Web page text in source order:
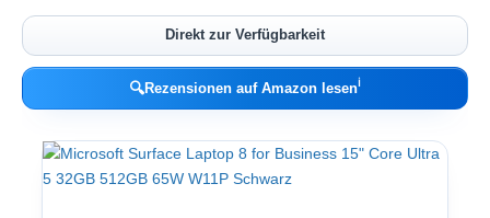
Direkt zur Verfügbarkeit
🔍Rezensionen auf Amazon lesenℹ︎